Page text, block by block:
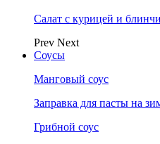
Салат с курицей и
Prev Next
Соусы
Манговый соус
Заправка для пасты на
Грибной соус